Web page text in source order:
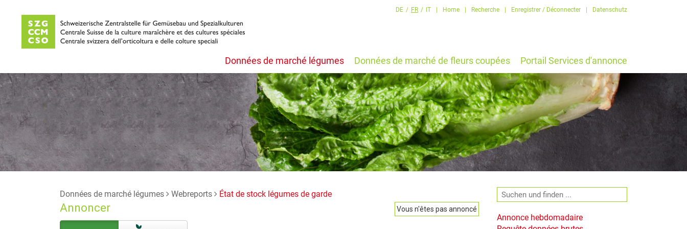
Home Recherche Enregistrer / Déconnecter Datenschutz
DE / FR / IT
Données de marché légumes Données de marché de fleurs coupées Portail Services d'annonce
Données de marché légumes Webreports État de stock légumes de garde
Annonce hebdomadaire